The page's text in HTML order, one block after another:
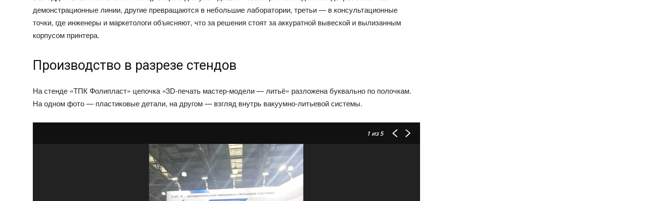
демонстрационные линии, другие превращаются в небольшие лаборатории, третьи — в консультационные
точки, где инженеры и маркетологи объясняют, что за решения стоят за аккуратной вывеской и вылизанным
корпусом принтера.
Производство в разрезе стендов
На стенде «ТПК Фолипласт» цепочка «3D‑печать мастер‑модели — литьё» разложена буквально по полочкам.
На одном фото — пластиковые детали, на другом — взгляд внутрь вакуумно‑литьевой системы.
1из 5